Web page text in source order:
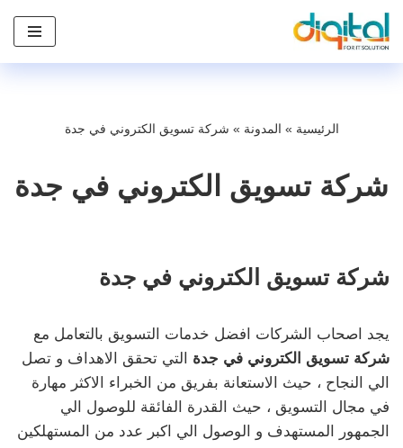
تخطى
الرئيسية » المدونة » شركة تسويق الكتروني في جدة
شركة تسويق الكتروني في جدة
شركة تسويق الكتروني في جدة
يجد اصحاب الشركات افضل خدمات التسويق بالتعامل مع
شركة تسويق الكتروني في جدة التي تحقق الاهداف و تصل
الي النجاح ، حيث الاستعانة بفريق من الخبراء الاكثر مهارة
في مجال التسويق ، حيث القدرة الفائقة للوصول الي
الجمهور المستهدف و الوصول الي اكبر عدد من المستهلكين